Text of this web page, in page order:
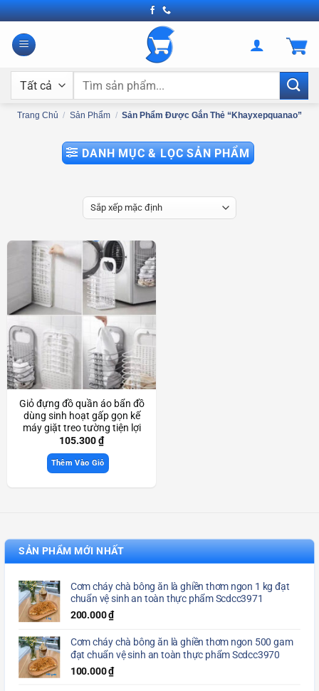
Bỏ
qua
nội
Tìm
Trang Chủ / Sản Phẩm / Sản Phẩm Được Gắn Thẻ “khayxepquanao”
DANH MỤC & LỌC SẢN PHẨM
Giỏ đựng đồ quần áo bẩn đồ
dùng sinh hoạt gấp gọn kế
máy giặt treo tường tiện lợi
Scd3893
105.300₫
Thêm Vào Giỏ
SẢN PHẨM MỚI NHẤT
Cơm cháy chà bông ăn là ghiền thơm ngon 1 kg đạt
chuẩn vệ sinh an toàn thực phẩm Scdcc3971
200.000₫
Cơm cháy chà bông ăn là ghiền thơm ngon 500 gam
đạt chuẩn vệ sinh an toàn thực phẩm Scdcc3970
100.000₫